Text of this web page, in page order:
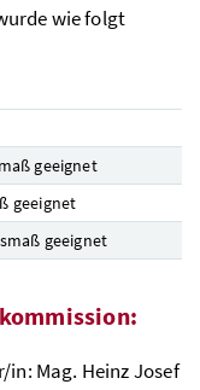
wie folgt
geeignet
geeignet
geeignet
in: Mag. Heinz Josef